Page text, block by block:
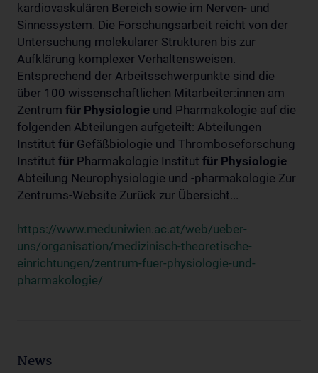
kardiovaskulären Bereich sowie im Nerven- und
Sinnessystem. Die Forschungsarbeit reicht von der
Untersuchung molekularer Strukturen bis zur
Aufklärung komplexer Verhaltensweisen.
Entsprechend der Arbeitsschwerpunkte sind die
über 100 wissenschaftlichen Mitarbeiter:innen am
Zentrum für Physiologie und Pharmakologie auf die
folgenden Abteilungen aufgeteilt: Abteilungen
Institut für Gefäßbiologie und Thromboseforschung
Institut für Pharmakologie Institut für Physiologie
Abteilung Neurophysiologie und -pharmakologie Zur
Zentrums-Website Zurück zur Übersicht...
https://www.meduniwien.ac.at/web/ueber-
uns/organisation/medizinisch-theoretische-
einrichtungen/zentrum-fuer-physiologie-und-
pharmakologie/
News